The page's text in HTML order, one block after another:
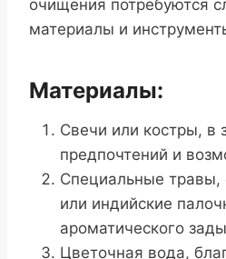
очищения потребуются
материалы и
Материалы:
Свечи или костры, в
предпочтений и
Специальные травы,
или индийские
ароматического
Цветочная вода,